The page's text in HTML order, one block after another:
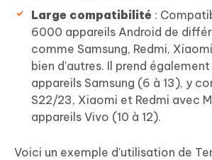
Large compatibilité :
6000 appareils Android de
comme Samsung, Redmi,
bien d'autres. Il prend
appareils Samsung (6 à 13), y
S22/23, Xiaomi et Redmi avec
appareils Vivo (10 à 12).
Voici un exemple d'utilisation de